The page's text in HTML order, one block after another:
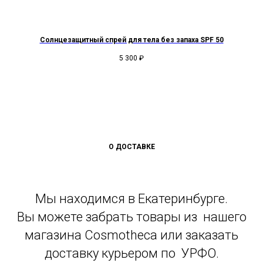
Солнцезащитный спрей для тела без запаха SPF 50
5 300 ₽
О ДОСТАВКЕ
Мы находимся в Екатеринбурге.
Вы можете забрать товары из нашего
магазина Cosmotheca или заказать
доставку курьером по УРФО.